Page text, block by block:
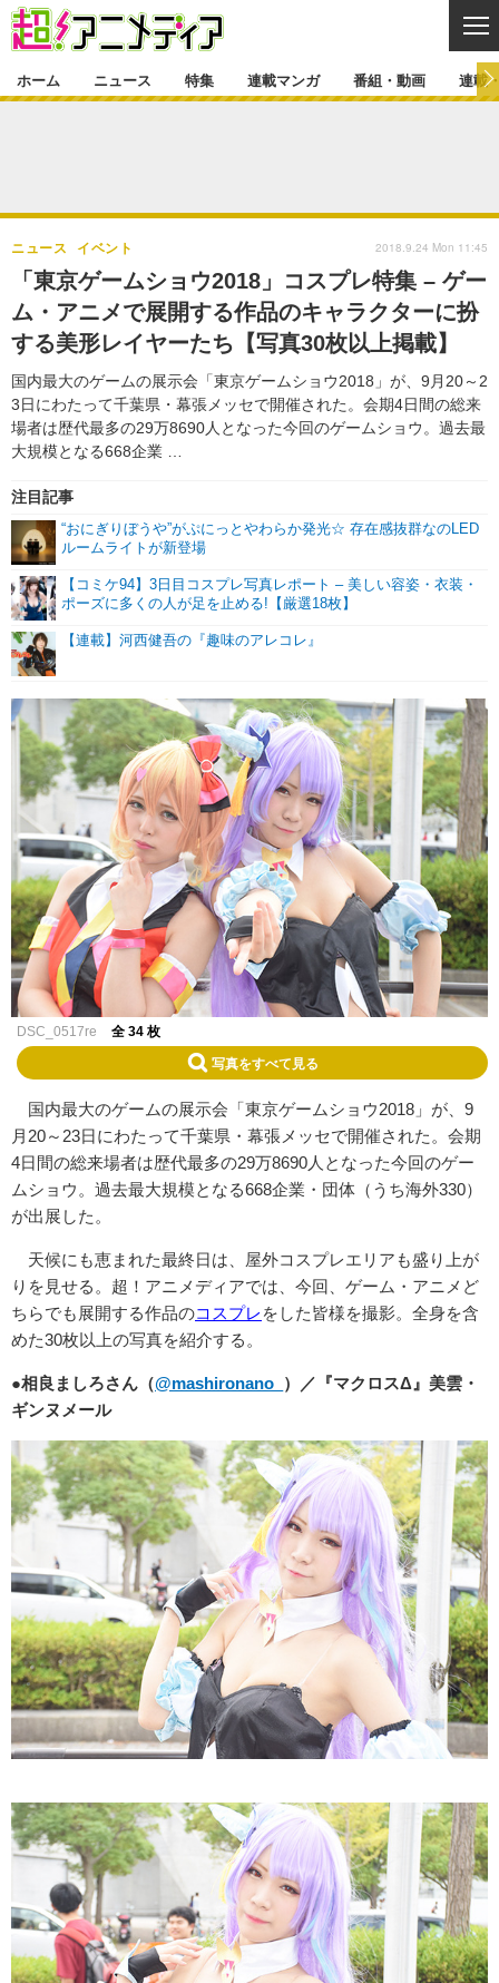
ゲーム・アプリ マンガ
グッズ イベント
声優 コスプレ
舞台 新帝スタ
特集一覧 カバー
ラキりす
連載マンガ
連載マンガ一覧 連載一覧
番組・動画
番組・動画一覧 ラジオ
動画
連載・ブログ
連載・ブログ一覧 コラム
編集部ブログ・お知らせ
ホーム ニュース 特集 連載マンガ 番組・動画 連載
「東京ゲームショウ2018」コスプレ特集 – ゲー
ム・アニメで展開する作品のキャラクターに扮
する美形レイヤーたち【写真30枚以上掲載】
国内最大のゲームの展示会「東京ゲームショウ2018」が、9月20～2
3日にわたって千葉県・幕張メッセで開催された。会期4日間の総来
場者は歴代最多の29万8690人となった今回のゲームショウ。過去最
大規模となる668企業 …
ニュース イベント
注目記事
“おにぎりぼうや”がぷにっとやわらか発光☆ 存在感抜群なのLED
ルームライトが新登場
【コミケ94】3日目コスプレ写真レポート – 美しい容姿・衣装・
ポーズに多くの人が足を止める!【厳選18枚】
【連載】河西健吾の『趣味のアレコレ』
2018.9.24 Mon 11:45
DSC_0517re 全 34 枚
写真をすべて見る
国内最大のゲームの展示会「東京ゲームショウ2018」が、9
月20～23日にわたって千葉県・幕張メッセで開催された。会期
4日間の総来場者は歴代最多の29万8690人となった今回のゲー
ムショウ。過去最大規模となる668企業・団体（うち海外330）
が出展した。
天候にも恵まれた最終日は、屋外コスプレエリアも盛り上が
りを見せる。超！アニメディアでは、今回、ゲーム・アニメど
ちらでも展開する作品のコスプレをした皆様を撮影。全身を含
めた30枚以上の写真を紹介する。
●相良ましろさん（@mashironano_ ）／『マクロスΔ』美雲・
ギンヌメール